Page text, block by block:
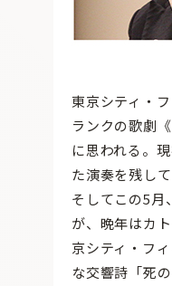
東京シティ・
ランクの歌劇
に思われる。
た演奏を残して
そしてこの5月
が、晩年はカ
京シティ・フ
な交響詩「死